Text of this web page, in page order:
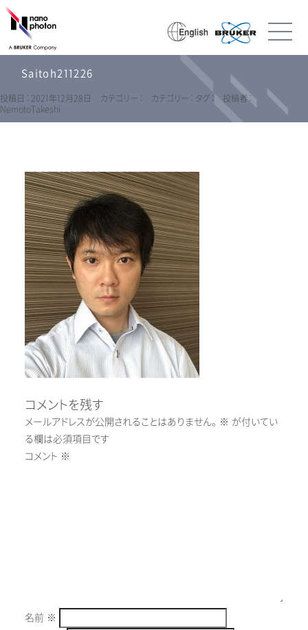
Saitoh211226
投稿日 : 2021年12月28日 カテゴリー : カテゴリー : タグ :
投稿者 :
NemotoTakeshi
コメントを残す
メールアドレスが公開されることはありません。 ※ が付いてい
る欄は必須項目です
コメント ※
名前 ※